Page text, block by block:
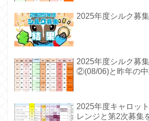
2025年度シルク募
2025年度シルク募
②(08/06)と昨年の
2025年度キャロッ
レンジと第2次募集